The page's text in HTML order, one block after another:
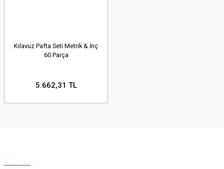
Kılavuz Pafta Seti Metrik & İnç
60 Parça
5.662,31 TL